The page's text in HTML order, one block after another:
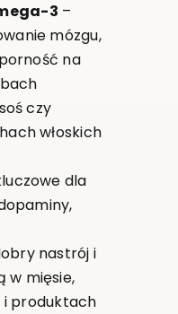
3 –
mózgu,
na
czy
włoskich
dla
nastrój i
w mięsie,
i produktach